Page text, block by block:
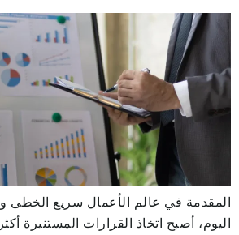
المقدمة في عالم الأعمال سريع الخطى
اليوم، أصبح اتخاذ القرارات المستنيرة